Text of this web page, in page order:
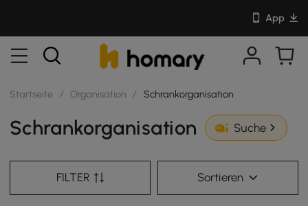
App
Startseite / Organisation / Schrankorganisation
Schrankorganisation Suche
FILTER Sortieren